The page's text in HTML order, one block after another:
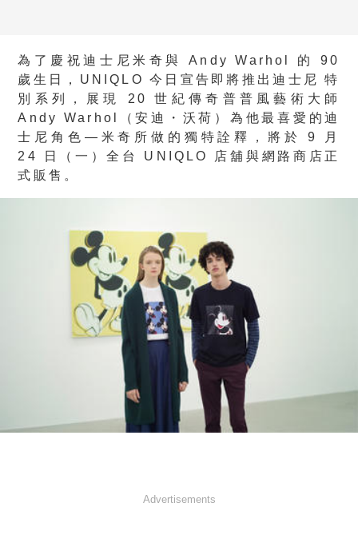
為了慶祝迪士尼米奇與 Andy Warhol 的 90
歲生日，UNIQLO 今日宣告即將推出迪士尼 特
別系列，展現 20 世紀傳奇普普風藝術大師
Andy Warhol（安迪・沃荷）為他最喜愛的迪
士尼角色—米奇所做的獨特詮釋，將於 9 月
24 日（一）全台 UNIQLO 店舖與網路商店正
式販售。
Advertisements